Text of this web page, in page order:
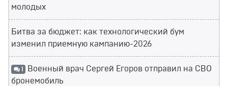
молодых
Битва за бюджет: как технологический бум
изменил приемную кампанию-2026
1 Военный врач Сергей Егоров отправил на СВО
бронемобиль